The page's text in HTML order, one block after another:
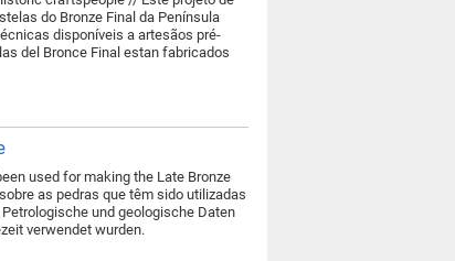
do Bronze Final da Península
disponíveis a artesãos pré-
del Bronce Final estan fabricados
used for making the Late Bronze
as pedras que têm sido utilizadas
und geologische Daten
verwendet wurden.